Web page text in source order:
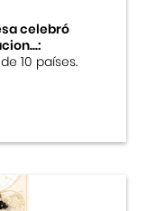
celebró
10 países.